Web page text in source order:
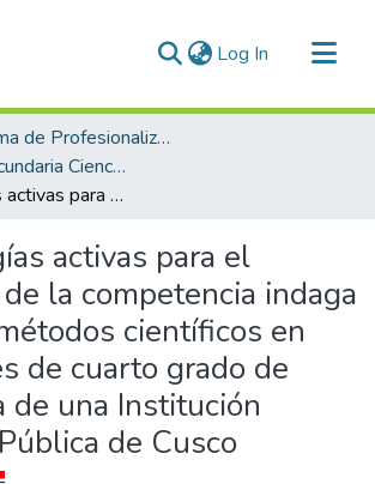
Log In (current)
Programa de Profesionalización Docente - Trabajos de Investigación
Educación Secundaria Ciencia y Tecnología
Metodologías activas para el desarrollo de la competencia indaga mediante métodos científicos en estudiantes de cuarto grado de secundaria de una Institución Educativa Pública de Cusco
activas para el
la competencia indaga
científicos en
de cuarto grado de
de una Institución
de Cusco